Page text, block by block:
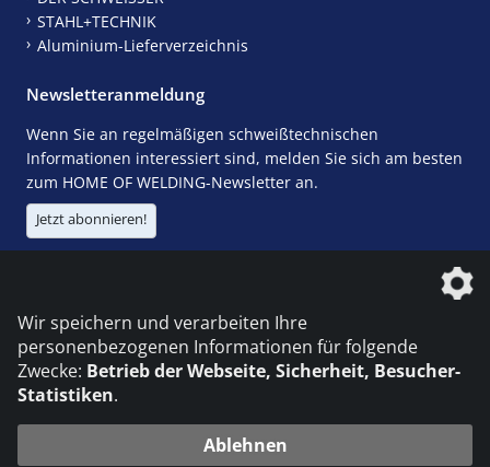
STAHL+TECHNIK
Aluminium-Lieferverzeichnis
Newsletteranmeldung
Wenn Sie an regelmäßigen schweißtechnischen
Informationen interessiert sind, melden Sie sich am besten
zum HOME OF WELDING-Newsletter an.
Jetzt abonnieren!
Wir speichern und verarbeiten Ihre
personenbezogenen Informationen für folgende
Zwecke: Betrieb der Webseite, Sicherheit, Besucher-
Statistiken.
Ablehnen